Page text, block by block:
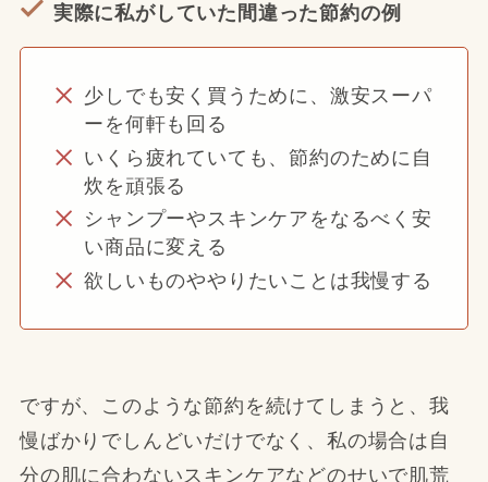
実際に私がしていた間違った節約の例
少しでも安く買うために、激安スーパ
ーを何軒も回る
いくら疲れていても、節約のために自
炊を頑張る
シャンプーやスキンケアをなるべく安
い商品に変える
欲しいものややりたいことは我慢する
ですが、このような節約を続けてしまうと、我
慢ばかりでしんどいだけでなく、私の場合は自
分の肌に合わないスキンケアなどのせいで肌荒